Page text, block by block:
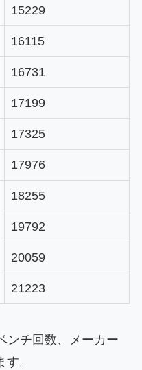
15229
16115
16731
17199
17325
17976
18255
19792
20059
21223
ンチ回数、メーカー
。